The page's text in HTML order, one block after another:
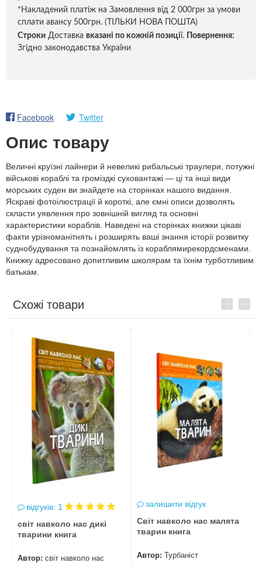
*Накладений платіж на Замовлення від 2 000грн за умови
сплати авансу 500грн. (ТІЛЬКИ НОВА ПОШТА)
Строки Доставка вказані по кожній позиції.
Повернення:
Згідно законодавства України
Facebook Twitter
Опис товару
Величні круїзні лайнери й невеликі рибальські траулери, потужні
військові кораблі та громіздкі суховантажі — ці та інші види
морських суден ви знайдете на сторінках нашого видання.
Яскраві фотоілюстрації й короткі, але ємні описи дозволять
скласти уявлення про зовнішній вигляд та основні
характеристики кораблів. Наведені на сторінках книжки цікаві
факти урізноманітнять і розширять ваші знання історії розвитку
суднобудування та познайомлять із кораблямирекордсменами.
Книжку адресовано допитливим школярам та їхнім турботливим
батькам.
Схожі товари Previous
відгуків: 1
світ навколо нас дикі
тварини книга
Автор: світ навколо нас
залишити відгук
Світ навколо нас малята
тварин книга
Автор: Турбаніст
Next